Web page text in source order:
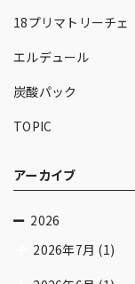
18プリマトリーチェ
エルデュール
炭酸パック
TOPIC
アーカイブ
2026
2026年7月 (1)